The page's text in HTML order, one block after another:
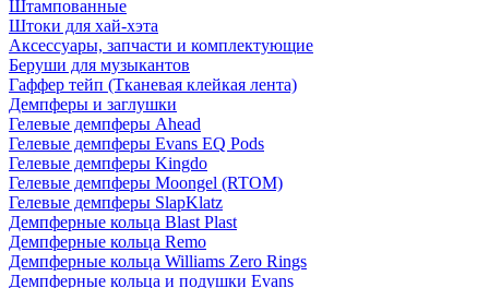
Штампованные
Штоки для хай-хэта
Аксессуары, запчасти и комплектующие
Беруши для музыкантов
Гаффер тейп (Тканевая клейкая лента)
Демпферы и заглушки
Гелевые демпферы Ahead
Гелевые демпферы Evans EQ Pods
Гелевые демпферы Kingdo
Гелевые демпферы Moongel (RTOM)
Гелевые демпферы SlapKlatz
Демпферные кольца Blast Plast
Демпферные кольца Remo
Демпферные кольца Williams Zero Rings
Демпферные кольца и подушки Evans